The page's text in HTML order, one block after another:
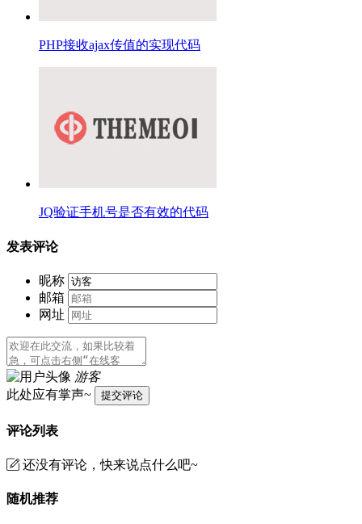
PHP接收ajax传值的实现代码
JQ验证手机号是否有效的代码
发表评论
昵称
邮箱
网址
游客
此处应有掌声~
提交评论
评论列表
还没有评论，快来说点什么吧~
随机推荐